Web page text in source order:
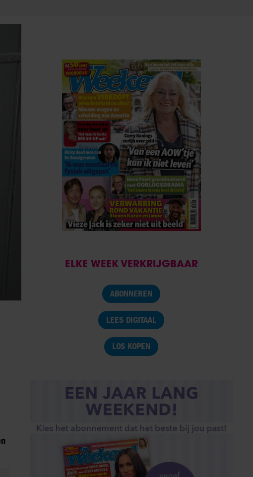
ELKE WEEK VERKRIJGBAAR
ABONNEREN
LEES DIGITAAL
LOS KOPEN